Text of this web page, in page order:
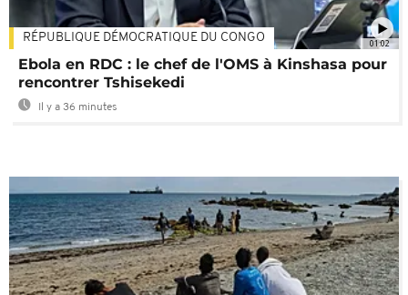
01:02
RÉPUBLIQUE DÉMOCRATIQUE DU CONGO
Ebola en RDC : le chef de l'OMS à Kinshasa pour
rencontrer Tshisekedi
Il y a 36 minutes